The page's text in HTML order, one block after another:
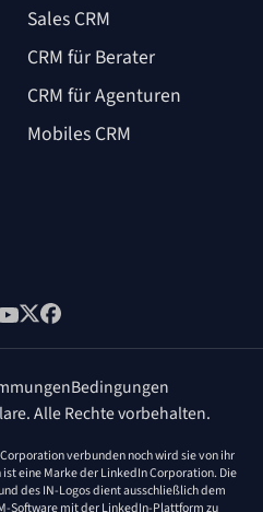
Sales CRM
CRM für Berater
CRM für Agenturen
Mobiles CRM
Alle Rechte vorbehalten.
Bedingungen
verbunden noch wird sie von ihr
eine Marke der LinkedIn Corporation. Die
des IN-Logos dient ausschließlich dem
Software mit der LinkedIn-Plattform zu